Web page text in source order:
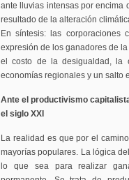
ante lluvias intensas por encima
resultado de la alteración
En síntesis: las corporaciones
expresión de los ganadores de
el costo de la desigualdad, la
economías regionales y un salto
Ante el productivismo
el siglo XXI
La realidad es que por el
mayorías populares. La lógica
lo que sea para realizar